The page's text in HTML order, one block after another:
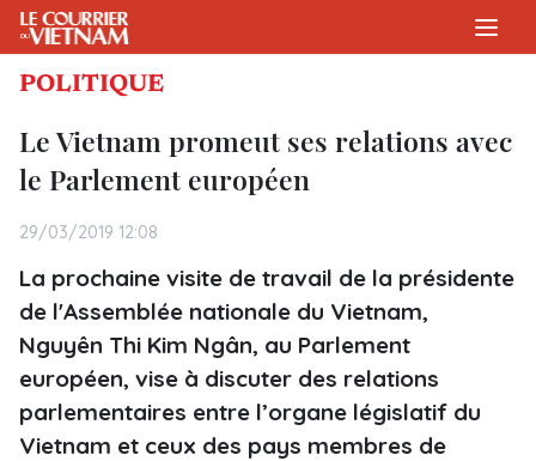
POLITIQUE
Le Vietnam promeut ses relations avec
le Parlement européen
29/03/2019 12:08
La prochaine visite de travail de la présidente
de l'Assemblée nationale du Vietnam,
Nguyên Thi Kim Ngân, au Parlement
européen, vise à discuter des relations
parlementaires entre l’organe législatif du
Vietnam et ceux des pays membres de